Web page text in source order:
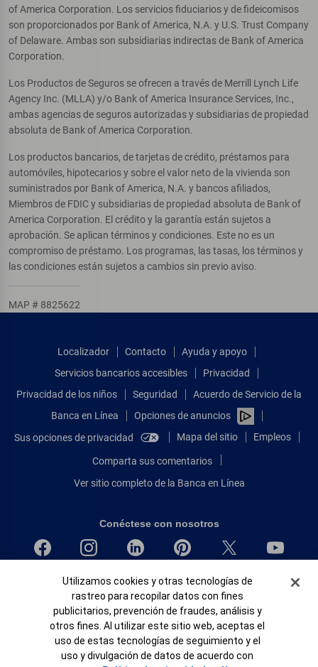
of America Corporation. Los servicios fiduciarios y de fideicomisos
son proporcionados por Bank of America, N.A. y U.S. Trust Company
of Delaware. Ambas son subsidiarias indirectas de Bank of America
Corporation.
Los Productos de Seguros se ofrecen a través de Merrill Lynch Life
Agency Inc. (MLLA) y/o Bank of America Insurance Services, Inc.,
ambas agencias de seguros autorizadas y subsidiarias de propiedad
absoluta de Bank of America Corporation.
Los productos bancarios, de tarjetas de crédito, préstamos para
automóviles, hipotecarios y sobre el valor neto de la vivienda son
suministrados por Bank of America, N.A. y bancos afiliados,
Miembros de FDIC y subsidiarias de propiedad absoluta de Bank of
America Corporation. El crédito y la garantía están sujetos a
aprobación. Se aplican términos y condiciones. Este no es un
compromiso de préstamo. Los programas, las tasas, los términos y
las condiciones están sujetos a cambios sin previo aviso.
MAP # 8825622
Localizador Contacto
Ayuda y apoyo
Servicios bancarios accesibles
Privacidad
Privacidad de los niños
Seguridad
Acuerdo de Servicio de la
Banca en Línea
Opciones de anuncios
Sus opciones de privacidad
Mapa del sitio Empleos
Comparta sus comentarios
Ver sitio completo de la Banca en Línea
Conéctese con nosotros
Bank of America, N.A. Miembro de FDIC.
Igualdad de oportunidades en préstamos para viviendas
© 2026 Bank of America Corporation.
Todos Los Derechos Reservados.
Patente: patents.bankofamerica.com
Banner de Cookies
Utilizamos cookies y otras tecnologías de
rastreo para recopilar datos con fines
publicitarios, prevención de fraudes, análisis y
otros fines. Al utilizar este sitio web, aceptas el
uso de estas tecnologías de seguimiento y el
uso y divulgación de datos de acuerdo con